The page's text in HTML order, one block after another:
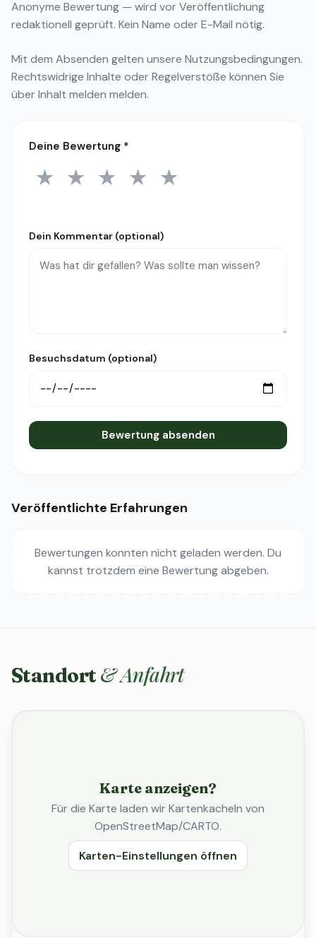
Anonyme Bewertung — wird vor Veröffentlichung
redaktionell geprüft. Kein Name oder E-Mail nötig.
Mit dem Absenden gelten unsere Nutzungsbedingungen.
Rechtswidrige Inhalte oder Regelverstöße können Sie
überInhalt melden melden.
Deine Bewertung *
1 Stern
★ 2 Sterne
★ 3 Sterne
★ 4 Sterne
★ 5 Sterne
★
Dein Kommentar (optional)
Besuchsdatum (optional)
Bewertung absenden
Veröffentlichte Erfahrungen
Bewertungen konnten nicht geladen werden. Du
kannst trotzdem eine Bewertung abgeben.
Standort & Anfahrt
Karte anzeigen?
Für die Karte laden wir Kartenkacheln von
OpenStreetMap/CARTO.
Karten-Einstellungen öffnen